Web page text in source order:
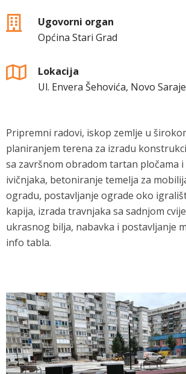
Ugovorni organ
Općina Stari Grad
Lokacija
Ul. Envera Šehovića, Novo
Pripremni radovi, iskop zemlje u
planiranjem terena za izradu
sa završnom obradom tartan pločama
ivičnjaka, betoniranje temelja za
ogradu, postavljanje ograde oko
kapija, izrada travnjaka sa sadnjom
ukrasnog bilja, nabavka i postavljanje
info tabla.